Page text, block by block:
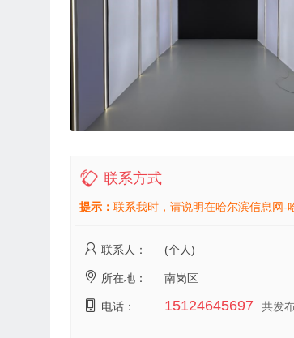
联系方式
提示： 联系我时，请说明在哈尔滨信息网-
联系人： (个人)
所在地： 南岗区
电话： 15124645697 共发